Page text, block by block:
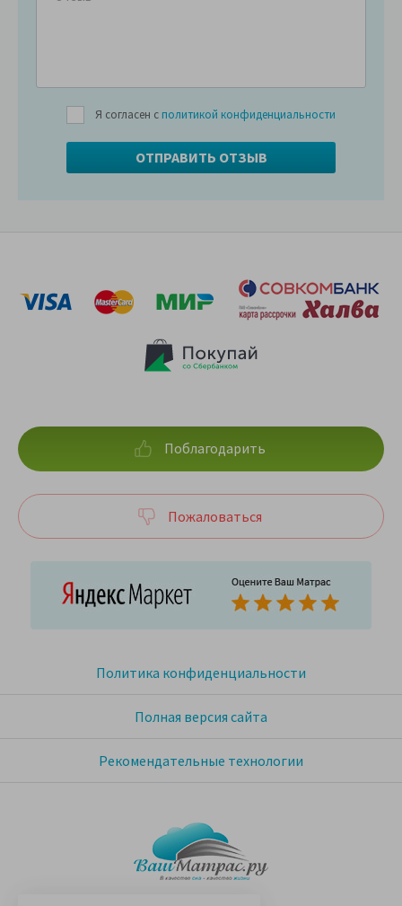
Я согласен с политикой конфиденциальности
Политика конфиденциальности
Полная версия сайта
Рекомендательные технологии
Поблагодарить
Пожаловаться